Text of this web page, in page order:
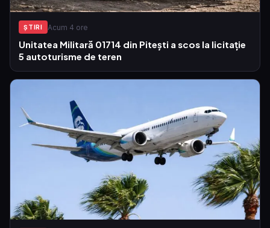
ŞTIRI Acum 4 ore
Unitatea Militară 01714 din Pitești a scos la licitație
5 autoturisme de teren